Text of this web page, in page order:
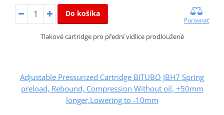
Do košíka
Porovnať
Tlakové cartridge pro přední vidlice prodloužené
Adjustable Pressurized Cartridge BITUBO JBH7 Spring
preload, Rebound, Compression Without oil, +50mm
longer,Lowering to -10mm